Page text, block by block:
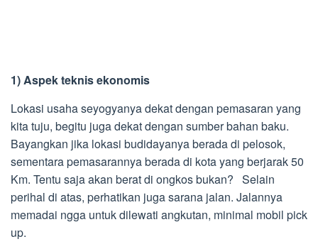
1) Aspek teknis ekonomis
Lokasi usaha seyogyanya dekat dengan pemasaran yang
kita tuju, begitu juga dekat dengan sumber bahan baku.
Bayangkan jika lokasi budidayanya berada di pelosok,
sementara pemasarannya berada di kota yang berjarak 50
Km. Tentu saja akan berat di ongkos bukan? Selain
perihal di atas, perhatikan juga sarana jalan. Jalannya
memadai ngga untuk dilewati angkutan, minimal mobil pick
up.